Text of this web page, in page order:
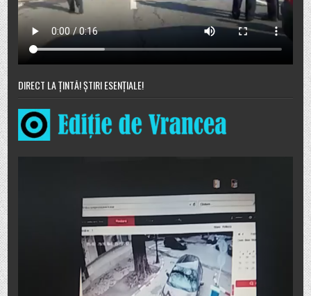
DIRECT LA ȚINTĂ! ȘTIRI ESENȚIALE!